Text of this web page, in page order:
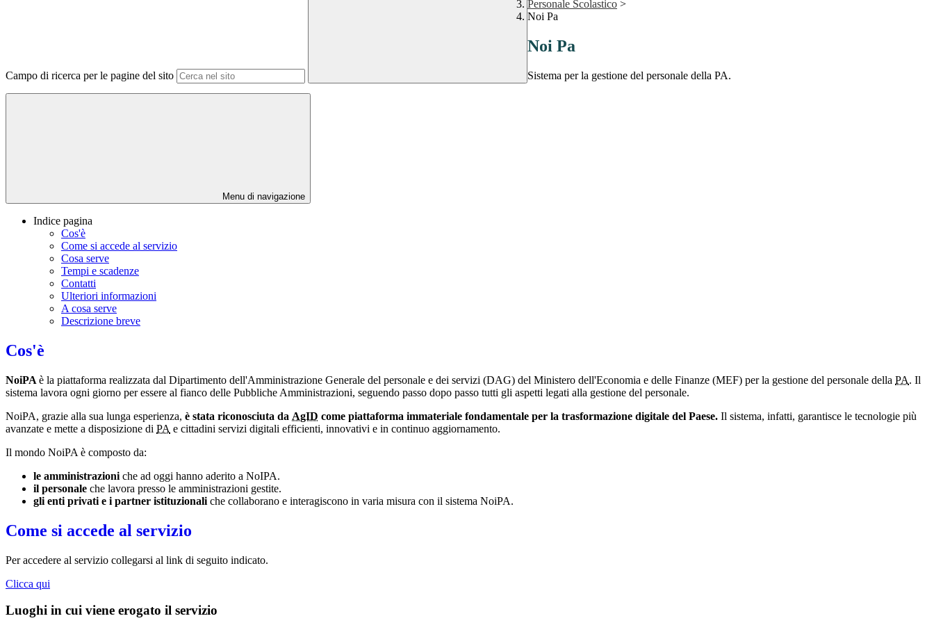
Campo di ricerca per le pagine del sito
Personale Scolastico >
Noi Pa
Noi Pa
Sistema per la gestione del personale della PA.
Menu di navigazione
Indice pagina
Cos'è
Come si accede al servizio
Cosa serve
Tempi e scadenze
Contatti
Ulteriori informazioni
A cosa serve
Descrizione breve
Cos'è
NoiPA è la piattaforma realizzata dal Dipartimento dell'Amministrazione Generale del personale e dei servizi (DAG) del Ministero dell'Economia e delle Finanze (MEF) per la gestione del personale della PA. Il
sistema lavora ogni giorno per essere al fianco delle Pubbliche Amministrazioni, seguendo passo dopo passo tutti gli aspetti legati alla gestione del personale.
NoiPA, grazie alla sua lunga esperienza, è stata riconosciuta da AgID come piattaforma immateriale fondamentale per la trasformazione digitale del Paese. Il sistema, infatti, garantisce le tecnologie più
avanzate e mette a disposizione di PA e cittadini servizi digitali efficienti, innovativi e in continuo aggiornamento.
Il mondo NoiPA è composto da:
le amministrazioni che ad oggi hanno aderito a NoIPA.
il personale che lavora presso le amministrazioni gestite.
gli enti privati e i partner istituzionali che collaborano e interagiscono in varia misura con il sistema NoiPA.
Come si accede al servizio
Per accedere al servizio collegarsi al link di seguito indicato.
Clicca qui
Luoghi in cui viene erogato il servizio